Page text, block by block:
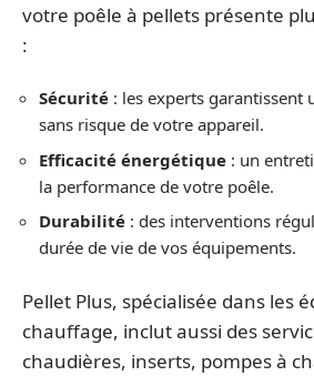
votre poêle à pellets présente
:
Sécurité : les experts garantissent
sans risque de votre appareil.
Efficacité énergétique : un
la performance de votre poêle.
Durabilité : des interventions
durée de vie de vos équipements.
Pellet Plus, spécialisée dans les
chauffage, inclut aussi des
chaudières, inserts, pompes à